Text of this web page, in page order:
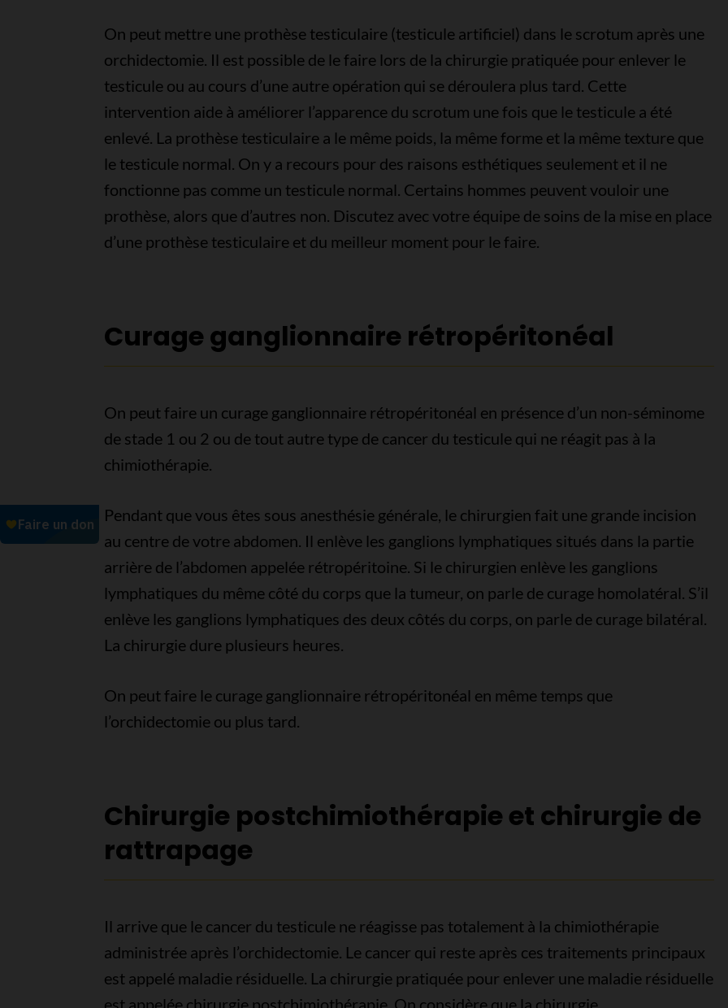
On peut mettre une prothèse testiculaire (testicule artificiel) dans le scrotum après une
orchidectomie. Il est possible de le faire lors de la chirurgie pratiquée pour enlever le
testicule ou au cours d’une autre opération qui se déroulera plus tard. Cette
intervention aide à améliorer l’apparence du scrotum une fois que le testicule a été
enlevé. La prothèse testiculaire a le même poids, la même forme et la même texture que
le testicule normal. On y a recours pour des raisons esthétiques seulement et il ne
fonctionne pas comme un testicule normal. Certains hommes peuvent vouloir une
prothèse, alors que d’autres non. Discutez avec votre équipe de soins de la mise en place
d’une prothèse testiculaire et du meilleur moment pour le faire.
Curage ganglionnaire rétropéritonéal
On peut faire un curage ganglionnaire rétropéritonéal en présence d’un non-séminome
de stade 1 ou 2 ou de tout autre type de cancer du testicule qui ne réagit pas à la
chimiothérapie.
Pendant que vous êtes sous anesthésie générale, le chirurgien fait une grande incision
au centre de votre abdomen. Il enlève les ganglions lymphatiques situés dans la partie
arrière de l’abdomen appelée rétropéritoine. Si le chirurgien enlève les ganglions
lymphatiques du même côté du corps que la tumeur, on parle de curage homolatéral. S’il
enlève les ganglions lymphatiques des deux côtés du corps, on parle de curage bilatéral.
La chirurgie dure plusieurs heures.
On peut faire le curage ganglionnaire rétropéritonéal en même temps que
l’orchidectomie ou plus tard.
Chirurgie postchimiothérapie et chirurgie de
rattrapage
Il arrive que le cancer du testicule ne réagisse pas totalement à la chimiothérapie
administrée après l’orchidectomie. Le cancer qui reste après ces traitements principaux
est appelé maladie résiduelle. La chirurgie pratiquée pour enlever une maladie résiduelle
est appelée chirurgie postchimiothérapie. On considère que la chirurgie